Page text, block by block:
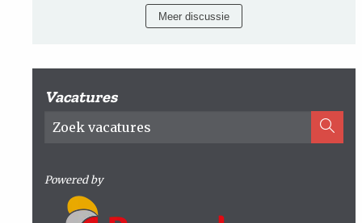
Meer discussie
Vacatures
Powered by